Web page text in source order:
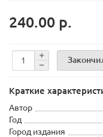
240.00 р.
Краткие
Автор
Год
Город издания